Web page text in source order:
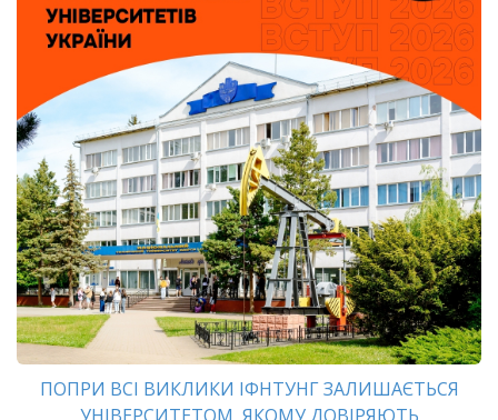
ПОПРИ ВСІ ВИКЛИКИ ІФНТУНГ ЗАЛИШАЄТЬСЯ